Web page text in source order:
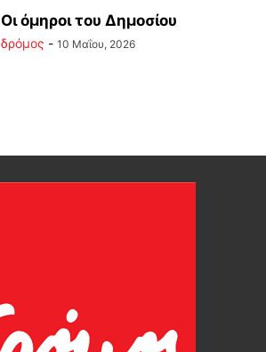
Οι όμηροι του Δημοσίου
δρόμος - 10 Μαΐου, 2026